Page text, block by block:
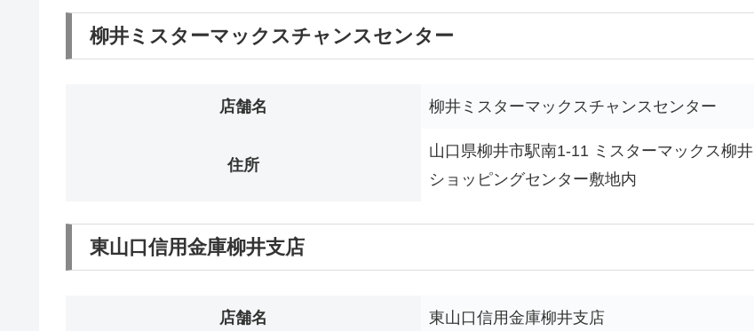
柳井ミスターマックスチャンスセンター
店舗名 柳井ミスターマックスチャンスセンター
住所
山口県柳井市駅南1-11 ミスターマックス柳井
ショッピングセンター敷地内
東山口信用金庫柳井支店
店舗名 東山口信用金庫柳井支店